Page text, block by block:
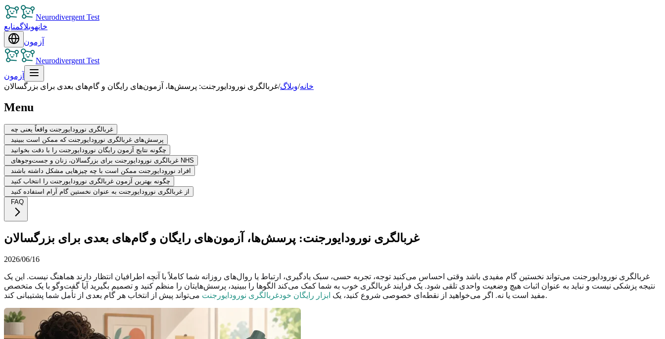
Neurodivergent Test
خانهوبلاگمنابع
آزمون
Neurodivergent Test
آزمون
خانه/وبلاگ/غربالگری نورودایورجنت: پرسش‌ها، آزمون‌های رایگان و گام‌های بعدی برای بزرگسالان
Menu
غربالگری نورودایورجنت واقعاً یعنی چه
پرسش‌های غربالگری نورودایورجنت که ممکن است ببینید
چگونه نتایج آزمون رایگان نورودایورجنت را با دقت بخوانید
غربالگری نورودایورجنت برای بزرگسالان، زنان و جست‌وجوهای NHS
افراد نورودایورجنت ممکن است با چه چیزهایی مشکل داشته باشند
چگونه بهترین آزمون غربالگری نورودایورجنت را انتخاب کنید
از غربالگری نورودایورجنت به عنوان نخستین گام آرام استفاده کنید
FAQ
غربالگری نورودایورجنت: پرسش‌ها، آزمون‌های رایگان و گام‌های بعدی برای بزرگسالان
2026/06/16
غربالگری نورودایورجنت می‌تواند نخستین گام مفیدی باشد وقتی احساس می‌کنید توجه، تجربه حسی، سبک یادگیری، ارتباط یا روال‌های روزانه شما کاملاً با آنچه اطرافیان انتظار دارند هماهنگ نیست. این یک
نتیجه پزشکی نیست و نباید به عنوان اثبات هیچ وضعیت واحدی تلقی شود. یک فرایند غربالگری خوب به شما کمک می‌کند الگوها را ببینید، پرسش‌هایتان را منظم کنید و تصمیم بگیرید آیا گفت‌وگو با یک متخصص
مفید است یا نه. اگر می‌خواهید از نقطه‌ای خصوصی شروع کنید، یک ابزار رایگان خودغربالگری نورودایورجنت می‌تواند پیش از انتخاب هر گام بعدی از تأمل شما پشتیبانی کند.